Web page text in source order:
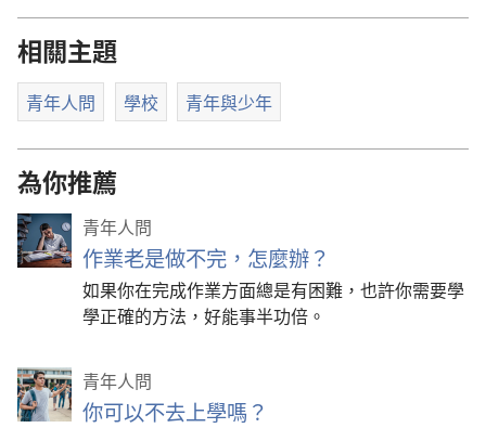
相關主題
青年人問 學校 青年與少年
為你推薦
青年人問
作業老是做不完，怎麼辦？
如果你在完成作業方面總是有困難，也許你需要學
學正確的方法，好能事半功倍。
青年人問
你可以不去上學嗎？